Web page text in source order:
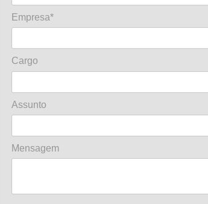
Empresa*
Cargo
Assunto
Mensagem